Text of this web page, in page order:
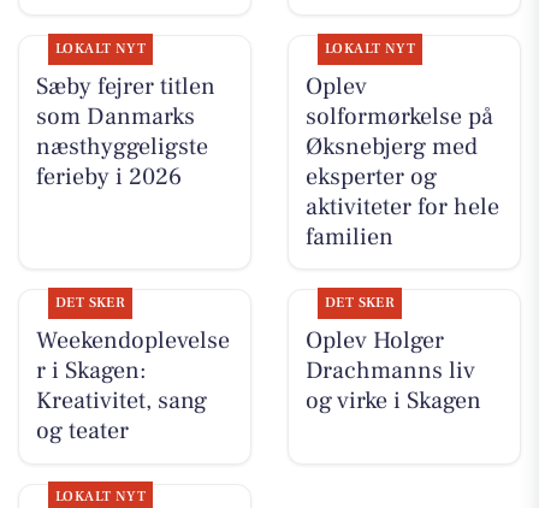
LOKALT NYT
Sæby fejrer titlen
som Danmarks
næsthyggeligste
ferieby i 2026
LOKALT NYT
Oplev
solformørkelse på
Øksnebjerg med
eksperter og
aktiviteter for hele
familien
DET SKER
Weekendoplevelse
r i Skagen:
Kreativitet, sang
og teater
DET SKER
Oplev Holger
Drachmanns liv
og virke i Skagen
LOKALT NYT